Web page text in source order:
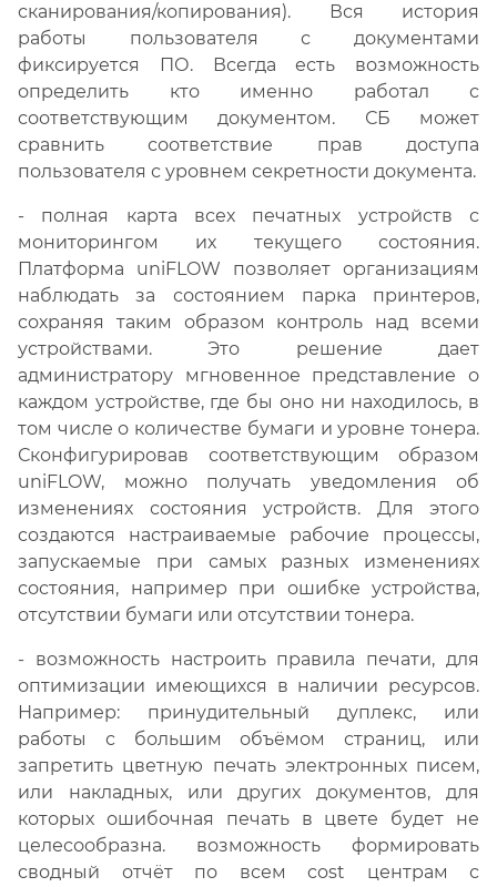
сканирования/копирования). Вся история
работы пользователя с документами
фиксируется ПО. Всегда есть возможность
определить кто именно работал с
соответствующим документом. СБ может
сравнить соответствие прав доступа
пользователя с уровнем секретности документа.
- полная карта всех печатных устройств с
мониторингом их текущего состояния.
Платформа uniFLOW позволяет организациям
наблюдать за состоянием парка принтеров,
сохраняя таким образом контроль над всеми
устройствами. Это решение дает
администратору мгновенное представление о
каждом устройстве, где бы оно ни находилось, в
том числе о количестве бумаги и уровне тонера.
Сконфигурировав соответствующим образом
uniFLOW, можно получать уведомления об
изменениях состояния устройств. Для этого
создаются настраиваемые рабочие процессы,
запускаемые при самых разных изменениях
состояния, например при ошибке устройства,
отсутствии бумаги или отсутствии тонера.
- возможность настроить правила печати, для
оптимизации имеющихся в наличии ресурсов.
Например: принудительный дуплекс, или
работы с большим объёмом страниц, или
запретить цветную печать электронных писем,
или накладных, или других документов, для
которых ошибочная печать в цвете будет не
целесообразна. возможность формировать
сводный отчёт по всем cost центрам с